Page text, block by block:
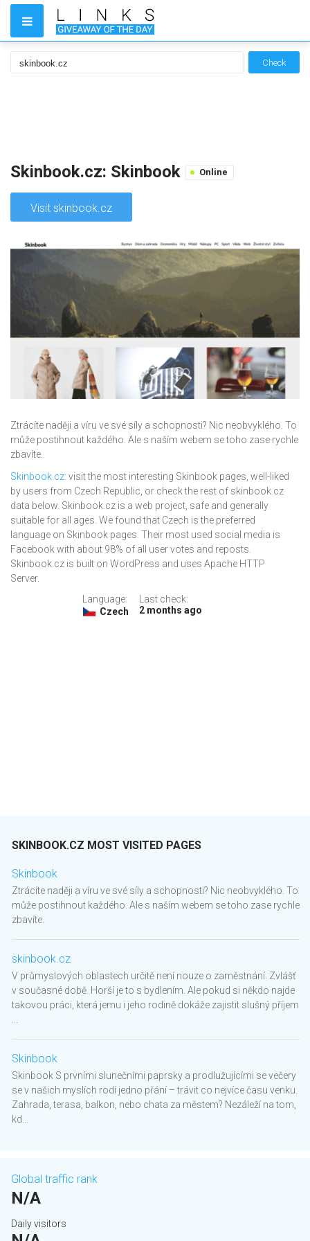
Check
Skinbook.cz: Skinbook Online
Visit skinbook.cz
Ztrácíte naději a víru ve své síly a schopnosti? Nic neobvyklého. To
může postihnout každého. Ale s naším webem se toho zase rychle
zbavíte..
Skinbook.cz: visit the most interesting Skinbook pages, well-liked
by users from Czech Republic, or check the rest of skinbook.cz
data below. Skinbook.cz is a web project, safe and generally
suitable for all ages. We found that Czech is the preferred
language on Skinbook pages. Their most used social media is
Facebook with about 98% of all user votes and reposts.
Skinbook.cz is built on WordPress and uses Apache HTTP
Server.
Language:
Czech
Last check:
2 months ago
SKINBOOK.CZ MOST VISITED PAGES
Skinbook
Ztrácíte naději a víru ve své síly a schopnosti? Nic neobvyklého. To
může postihnout každého. Ale s naším webem se toho zase rychle
zbavíte.
skinbook.cz
V průmyslových oblastech určitě není nouze o zaměstnání. Zvlášť
v současné době. Horší je to s bydlením. Ale pokud si někdo najde
takovou práci, která jemu i jeho rodině dokáže zajistit slušný příjem
Skinbook
Skinbook S prvními slunečními paprsky a prodlužujícími se večery
se v našich myslích rodí jedno přání – trávit co nejvíce času venku.
Zahrada, terasa, balkon, nebo chata za městem? Nezáleží na tom,
kd...
Global traffic rank
N/A
Daily visitors